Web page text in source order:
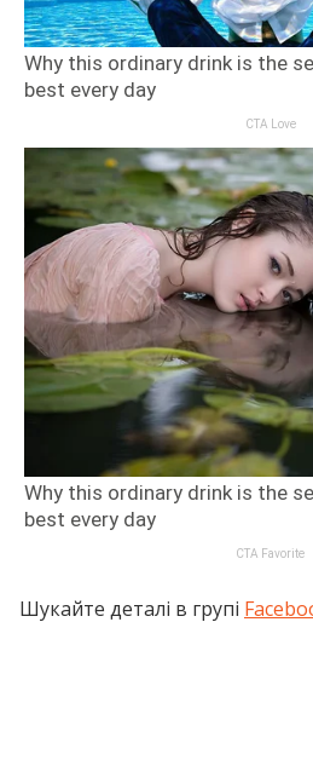
Шукайте деталі в групі